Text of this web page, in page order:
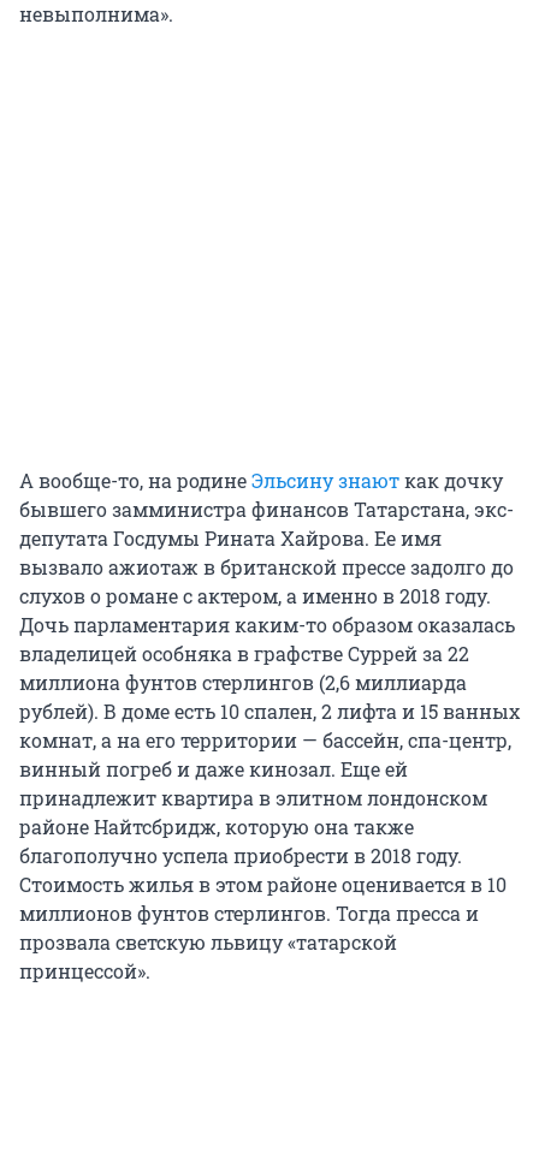
невыполнима».
А вообще-то, на родинеЭльсину знаюткак дочку
бывшего замминистра финансов Татарстана, экс-
депутата Госдумы Рината Хайрова. Ее имя
вызвало ажиотаж в британской прессе задолго до
слухов о романе с актером, а именно в 2018 году.
Дочь парламентария каким-то образом оказалась
владелицей особняка в графстве Суррей за 22
миллиона фунтов стерлингов (2,6 миллиарда
рублей). В доме есть 10 спален, 2 лифта и 15 ванных
комнат, а на его территории — бассейн, спа-центр,
винный погреб и даже кинозал. Еще ей
принадлежит квартира в элитном лондонском
районе Найтсбридж, которую она также
благополучно успела приобрести в 2018 году.
Стоимость жилья в этом районе оценивается в 10
миллионов фунтов стерлингов. Тогда пресса и
прозвала светскую львицу «татарской
принцессой».